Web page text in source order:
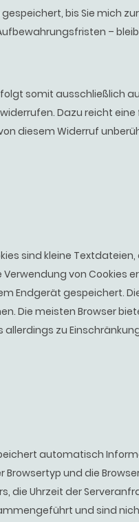
bis Sie mich
–
somit ausschließlich
Dazu reicht
diesem Widerruf
sind kleine
von Cookies
Endgerät gespeichert.
Die meisten Browser
zu
automatisch
und die
die Uhrzeit der
und sind